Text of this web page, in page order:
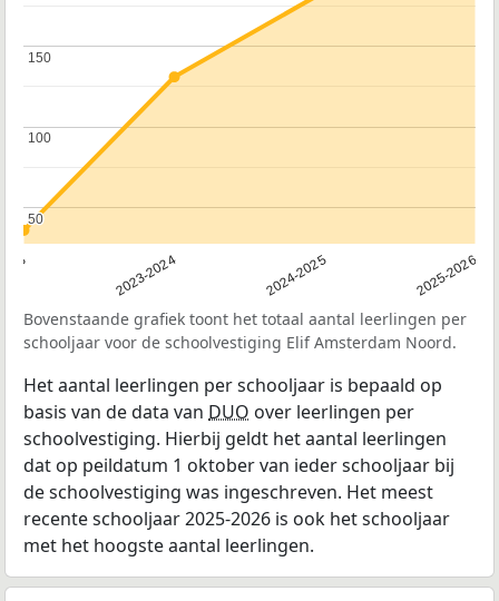
2023-2024 2024-2025 2025-2026
50
50
100
100
150
150
Bovenstaande grafiek toont het totaal aantal leerlingen per
schooljaar voor de schoolvestiging Elif Amsterdam Noord.
Het aantal leerlingen per schooljaar is bepaald op
basis van de data van DUO over leerlingen per
schoolvestiging. Hierbij geldt het aantal leerlingen
dat op peildatum 1 oktober van ieder schooljaar bij
de schoolvestiging was ingeschreven. Het meest
recente schooljaar 2025-2026 is ook het schooljaar
met het hoogste aantal leerlingen.